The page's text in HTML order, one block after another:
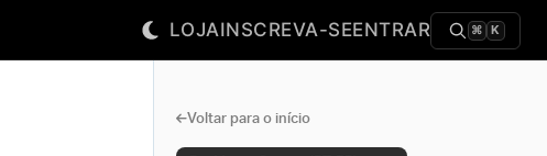
LOJAINSCREVA-SEENTRAR ⌘ K
Voltar para o início